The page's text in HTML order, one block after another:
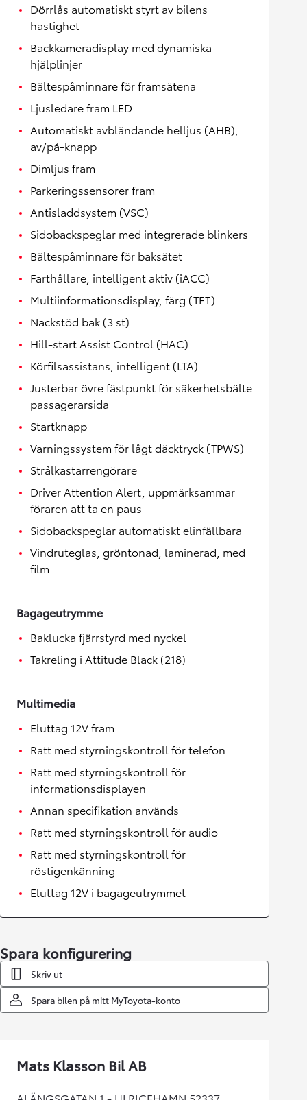
Dörrlås automatiskt styrt av bilens
hastighet
Backkameradisplay med dynamiska
hjälplinjer
Bältespåminnare för framsätena
Ljusledare fram LED
Automatiskt avbländande helljus (AHB),
av/på-knapp
Dimljus fram
Parkeringssensorer fram
Antisladdsystem (VSC)
Sidobackspeglar med integrerade blinkers
Bältespåminnare för baksätet
Farthållare, intelligent aktiv (iACC)
Multiinformationsdisplay, färg (TFT)
Nackstöd bak (3 st)
Hill-start Assist Control (HAC)
Körfilsassistans, intelligent (LTA)
Justerbar övre fästpunkt för säkerhetsbälte
passagerarsida
Startknapp
Varningssystem för lågt däcktryck (TPWS)
Strålkastarrengörare
Driver Attention Alert, uppmärksammar
föraren att ta en paus
Sidobackspeglar automatiskt elinfällbara
Vindruteglas, gröntonad, laminerad, med
film
Bagageutrymme
Baklucka fjärrstyrd med nyckel
Takreling i Attitude Black (218)
Multimedia
Eluttag 12V fram
Ratt med styrningskontroll för telefon
Ratt med styrningskontroll för
informationsdisplayen
Annan specifikation används
Ratt med styrningskontroll för audio
Ratt med styrningskontroll för
röstigenkänning
Eluttag 12V i bagageutrymmet
Spara konfigurering
Skriv ut
Spara bilen på mitt MyToyota-konto
Mats Klasson Bil AB